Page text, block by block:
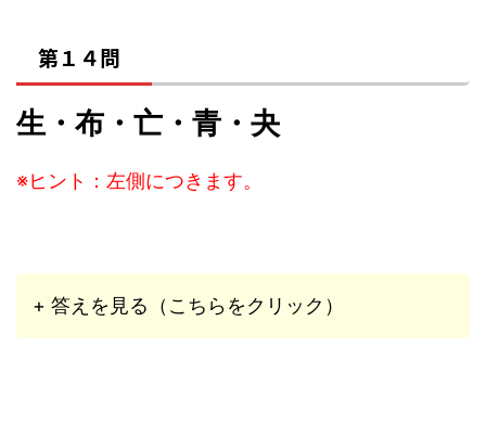
第１４問
生・布・亡・青・夬
※ヒント：左側につきます。
+ 答えを見る（こちらをクリック）